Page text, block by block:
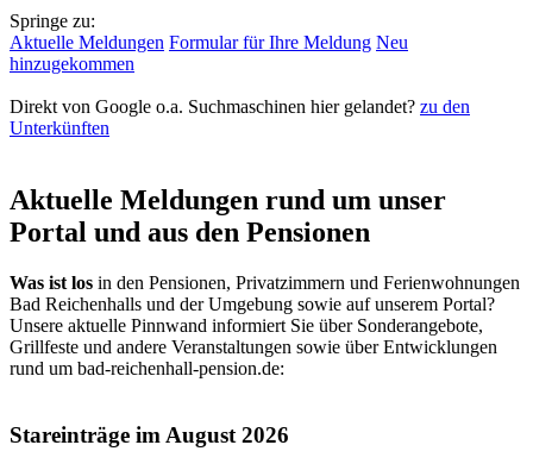
Springe zu:
Aktuelle Meldungen Formular für Ihre Meldung Neu
hinzugekommen
Direkt von Google o.a. Suchmaschinen hier gelandet? zu den
Unterkünften
Aktuelle Meldungen rund um unser
Portal und aus den Pensionen
Was ist los in den Pensionen, Privatzimmern und Ferienwohnungen
Bad Reichenhalls und der Umgebung sowie auf unserem Portal?
Unsere aktuelle Pinnwand informiert Sie über Sonderangebote,
Grillfeste und andere Veranstaltungen sowie über Entwicklungen
rund um bad-reichenhall-pension.de:
Stareinträge im August 2026